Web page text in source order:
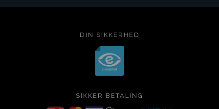
DIN SIKKERHED
SIKKER BETALING